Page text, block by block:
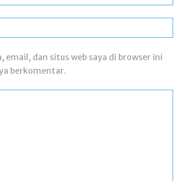
email, dan situs web saya di browser ini
berkomentar.